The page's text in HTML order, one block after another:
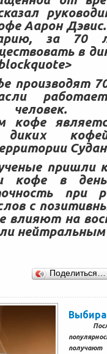
Аарон
за 70
в
производят
кофе
диких
пришли
кофе в
при
с
влияют на
Поделиться…